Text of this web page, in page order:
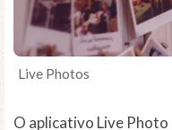
Live Photos
O aplicativo Live Photo